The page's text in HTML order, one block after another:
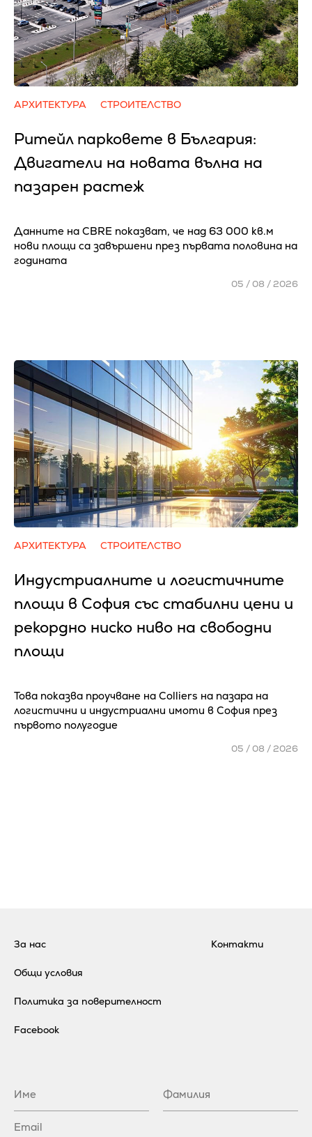
АРХИТЕКТУРА СТРОИТЕЛСТВО
Ритейл парковете в България:
Двигатели на новата вълна на
пазарен растеж
Данните на CBRE показват, че над 63 000 кв.м
нови площи са завършени през първата половина на
годината
05 / 08 / 2026
АРХИТЕКТУРА СТРОИТЕЛСТВО
Индустриалните и логистичните
площи в София със стабилни цени и
рекордно ниско ниво на свободни
площи
Това показва проучване на Colliers на пазара на
логистични и индустриални имоти в София през
първото полугодие
05 / 08 / 2026
За нас
Общи условия
Политика за поверителност
Контакти
Facebook